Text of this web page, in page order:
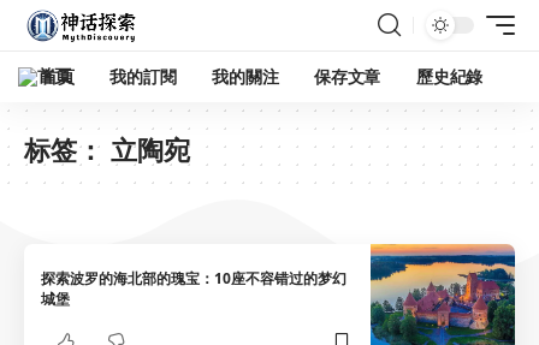
首頁 我的訂閱 我的關注 保存文章 歷史紀錄
标签： 立陶宛
探索波罗的海北部的瑰宝：10座不容错过的梦幻
城堡